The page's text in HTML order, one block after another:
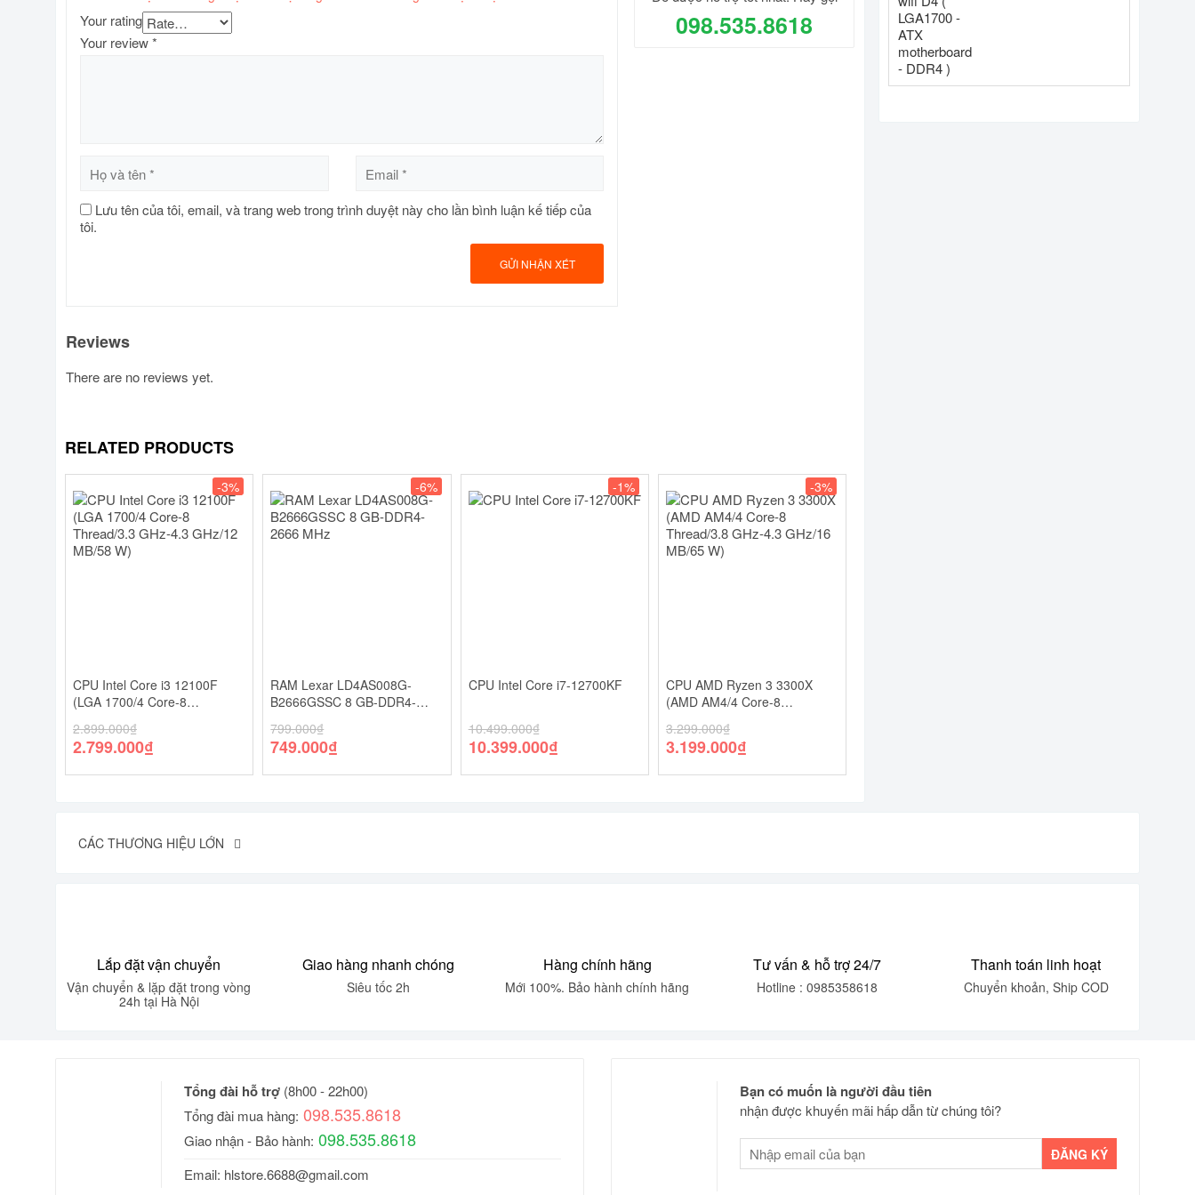
Your rating
Your review*
Lưu tên của tôi, email, và trang web trong trình duyệt này cho lần bình luận kế tiếp của
tôi.
Reviews
There are no reviews yet.
098.535.8618
RELATED PRODUCTS
-3%
CPU Intel Core i3 12100F
(LGA 1700/4 Core-8
MB/58 W)
2.899.000₫
2.799.000₫
-6%
RAM Lexar LD4AS008G-
B2666GSSC 8 GB-DDR4-
799.000₫
749.000₫
-1%
CPU Intel Core i7-12700KF
10.499.000₫
10.399.000₫
-3%
CPU AMD Ryzen 3 3300X
(AMD AM4/4 Core-8
MB/65 W)
3.299.000₫
3.199.000₫
CÁC THƯƠNG HIỆU LỚN
Lắp đặt vận chuyển
Vận chuyển & lặp đặt trong vòng
24h tại Hà Nội
Giao hàng nhanh chóng
Siêu tốc 2h
Hàng chính hãng
Mới 100%. Bảo hành chính hãng
Tư vấn & hỗ trợ 24/7
Hotline : 0985358618
Thanh toán linh hoạt
Chuyển khoản, Ship COD
Tổng đài hỗ trợ (8h00 - 22h00)
Tổng đài mua hàng: 098.535.8618
Giao nhận - Bảo hành: 098.535.8618
Email: hlstore.6688@gmail.com
Bạn có muốn là người đầu tiên
nhận được khuyến mãi hấp dẫn từ chúng tôi?